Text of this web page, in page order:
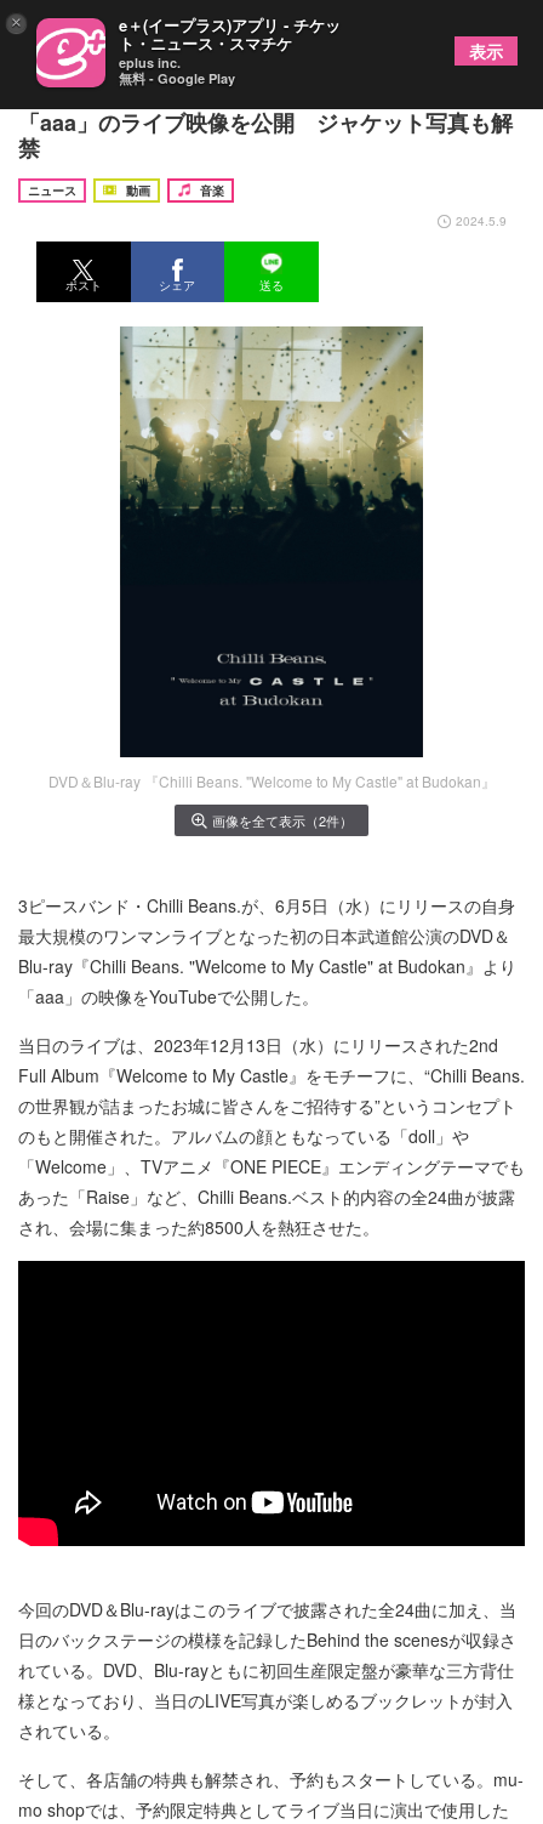
Chilli Beans. 初の武道館ワンマン映像作品より
「aaa」のライブ映像を公開 ジャケット写真も解
禁
ニュース 動画
音楽
2024.5.9
ポスト シェア 送る
DVD＆Blu-ray 『Chilli Beans. "Welcome to My Castle" at Budokan』
画像を全て表示（2件）
3ピースバンド・Chilli Beans.が、6月5日（水）にリリースの自身
最大規模のワンマンライブとなった初の日本武道館公演のDVD＆
Blu-ray『Chilli Beans. "Welcome to My Castle" at Budokan』より
「aaa」の映像をYouTubeで公開した。
当日のライブは、2023年12月13日（水）にリリースされた2nd
Full Album『Welcome to My Castle』をモチーフに、“Chilli Beans.
の世界観が詰まったお城に皆さんをご招待する”というコンセプト
のもと開催された。アルバムの顔ともなっている「doll」や
「Welcome」、TVアニメ『ONE PIECE』エンディングテーマでも
あった「Raise」など、Chilli Beans.ベスト的内容の全24曲が披露
され、会場に集まった約8500人を熱狂させた。
今回のDVD＆Blu-rayはこのライブで披露された全24曲に加え、当
日のバックステージの模様を記録したBehind the scenesが収録さ
れている。DVD、Blu-rayともに初回生産限定盤が豪華な三方背仕
様となっており、当日のLIVE写真が楽しめるブックレットが封入
されている。
そして、各店舗の特典も解禁され、予約もスタートしている。mu-
mo shopでは、予約限定特典としてライブ当日に演出で使用した
× e＋(イープラス)アプリ - チケッ
ト・ニュース・スマチケ
eplus inc.
無料 - Google Play
表示